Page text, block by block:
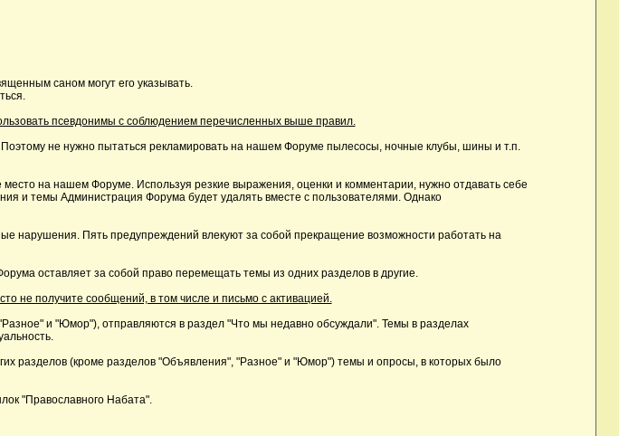
саном могут его указывать.
псевдонимы с соблюдением перечисленных выше правил.
не нужно пытаться рекламировать на нашем Форуме пылесосы, ночные клубы, шины и т.п.
на нашем Форуме. Используя резкие выражения, оценки и комментарии, нужно отдавать себе
и темы Администрация Форума будет удалять вместе с пользователями. Однако
нарушения. Пять предупреждений влекуют за собой прекращение возможности работать на
оставляет за собой право перемещать темы из одних разделов в другие.
не получите сообщений, в том числе и письмо с активацией.
и "Юмор"), отправляются в раздел "Что мы недавно обсуждали". Темы в разделах
(кроме разделов "Объявления", "Разное" и "Юмор") темы и опросы, в которых было
"Православного Набата".